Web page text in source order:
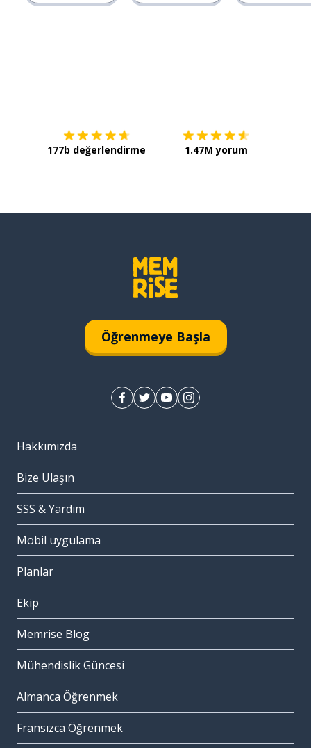
177b değerlendirme 1.47M yorum
Öğrenmeye Başla
Hakkımızda
Bize Ulaşın
SSS & Yardım
Mobil uygulama
Planlar
Ekip
Memrise Blog
Mühendislik Güncesi
Almanca Öğrenmek
Fransızca Öğrenmek